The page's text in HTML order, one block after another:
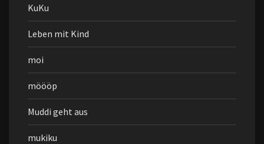
KuKu
Leben mit Kind
moi
möööp
Muddi geht aus
mukiku